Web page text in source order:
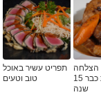
הצלחה
שנמשכת כבר 15
שנה
תפריט עשיר באוכל
טוב וטעים